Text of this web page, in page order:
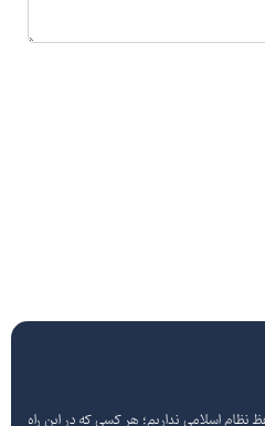
نظام اسلامی نداریم؛ هر کسی که در این راه